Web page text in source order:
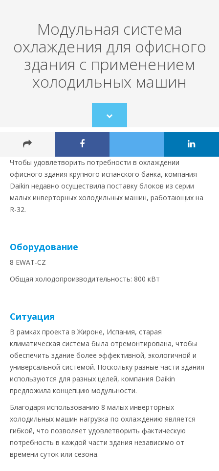
Модульная система
охлаждения для офисного
здания с применением
холодильных машин
Scroll
to
Чтобы удовлетворить потребности в охлаждении
офисного здания крупного испанского банка, компания
Daikin недавно осуществила поставку блоков из серии
малых инверторных холодильных машин, работающих на
R-32.
Оборудование
8 EWAT-CZ
Общая холодопроизводительность: 800 кВт
Ситуация
В рамках проекта в Жироне, Испания, старая
климатическая система была отремонтирована, чтобы
обеспечить здание более эффективной, экологичной и
универсальной системой. Поскольку разные части здания
используются для разных целей, компания Daikin
предложила концепцию модульности.
Благодаря использованию 8 малых инверторных
холодильных машин нагрузка по охлаждению является
гибкой, что позволяет удовлетворить фактическую
потребность в каждой части здания независимо от
времени суток или сезона.